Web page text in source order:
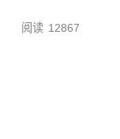
阅读 12867